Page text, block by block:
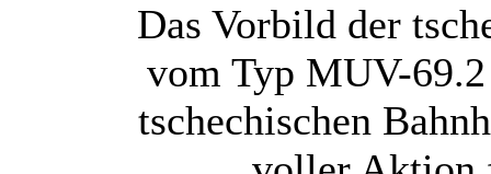
Das Vorbild der
vom Typ MUV-
tschechischen